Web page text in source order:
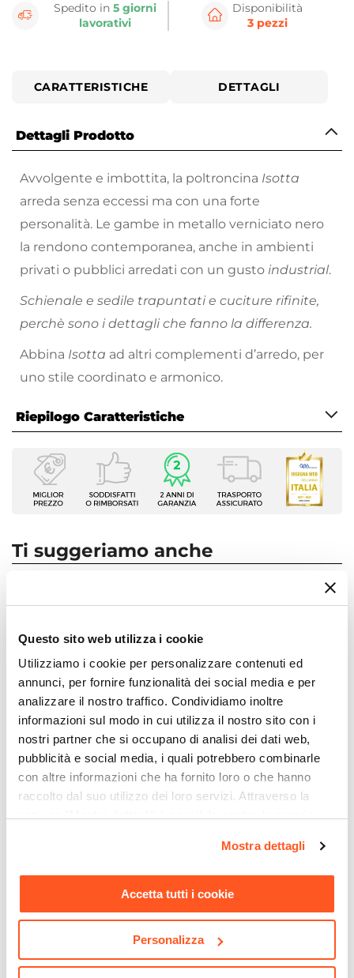
Questo sito web utilizza i cookie
Utilizziamo i cookie per personalizzare contenuti ed
annunci, per fornire funzionalità dei social media e per
analizzare il nostro traffico. Condividiamo inoltre
informazioni sul modo in cui utilizza il nostro sito con i
nostri partner che si occupano di analisi dei dati web,
pubblicità e social media, i quali potrebbero combinarle
con altre informazioni che ha fornito loro o che hanno
raccolto dal suo utilizzo dei loro servizi. Attraverso la
momento. Per maggiori informazioni si invita a leggere la
Mostra dettagli
Accetta tutti i cookie
Personalizza
Spedito in5 giorni
lavorativi
Disponibilità
3 pezzi
CARATTERISTICHE DETTAGLI
Dettagli Prodotto
Avvolgente e imbottita, la poltroncina Isotta
arreda senza eccessi ma con una forte
personalità. Le gambe in metallo verniciato nero
la rendono contemporanea, anche in ambienti
privati o pubblici arredati con un gusto industrial.
Schienale e sedile trapuntati e cuciture rifinite,
perchè sono i dettagli che fanno la differenza.
Abbina Isotta ad altri complementi d’arredo, per
uno stile coordinato e armonico.
Riepilogo Caratteristiche
Caratteristiche
Tipologia
Poltrona
Dimensioni
Altezza
48 cm
Altezza Braccioli
63 cm
Altezza Schienale
41 cm
Materiale Seduta
Velluto|Poliestere
Colore Seduta
Effetto trapuntato
Verniciatura a polvere epossidica
Ti suggeriamo anche
CODICE: DKL13-GR
Mobile porta tv 130x55 cm
in legno di mango nero
cannettato e metallo oro -
CODICE:VF-VS9
Poltrona in velluto verde
scuro - Valfy